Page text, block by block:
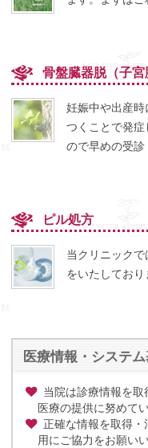
骨盤臓器脱（子宮
妊娠中や出産
つくことで発
ので早めの受診
ピル処方
当クリニック
をいたしており
医療情報・システ
当院は診療情報を
医療の提供に努めてい
正確な情報を取得・
用にご協力をお願い